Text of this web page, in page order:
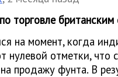
торговле
на момент, когда
нулевой отметки,
продажу фунта. В